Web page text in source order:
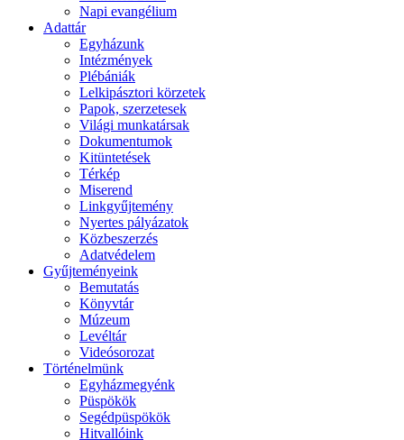
Napi evangélium
Adattár
Egyházunk
Intézmények
Plébániák
Lelkipásztori körzetek
Papok, szerzetesek
Világi munkatársak
Dokumentumok
Kitüntetések
Térkép
Miserend
Linkgyűjtemény
Nyertes pályázatok
Közbeszerzés
Adatvédelem
Gyűjteményeink
Bemutatás
Könyvtár
Múzeum
Levéltár
Videósorozat
Történelmünk
Egyházmegyénk
Püspökök
Segédpüspökök
Hitvallóink